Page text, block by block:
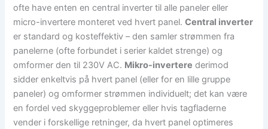
ofte have enten en central inverter til alle paneler eller
micro-invertere monteret ved hvert panel.Central inverter
er standard og kosteffektiv – den samler strømmen fra
panelerne (ofte forbundet i serier kaldet strenge) og
omformer den til 230V AC. Mikro-invertere derimod
sidder enkeltvis på hvert panel (eller for en lille gruppe
paneler) og omformer strømmen individuelt; det kan være
en fordel ved skyggeproblemer eller hvis tagfladerne
vender i forskellige retninger, da hvert panel optimeres